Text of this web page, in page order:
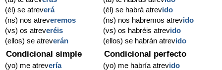
(él) se atreverá
(ns) nos atreveremos
(vs) os atreveréis
(ellos) se atreverán
(él) se habrá atrevido
(ns) nos habremos atrevido
(vs) os habréis atrevido
(ellos) se habrán atrevido
Condicional simple
(yo) me atrevería
Condicional perfecto
(yo) me habría atrevido